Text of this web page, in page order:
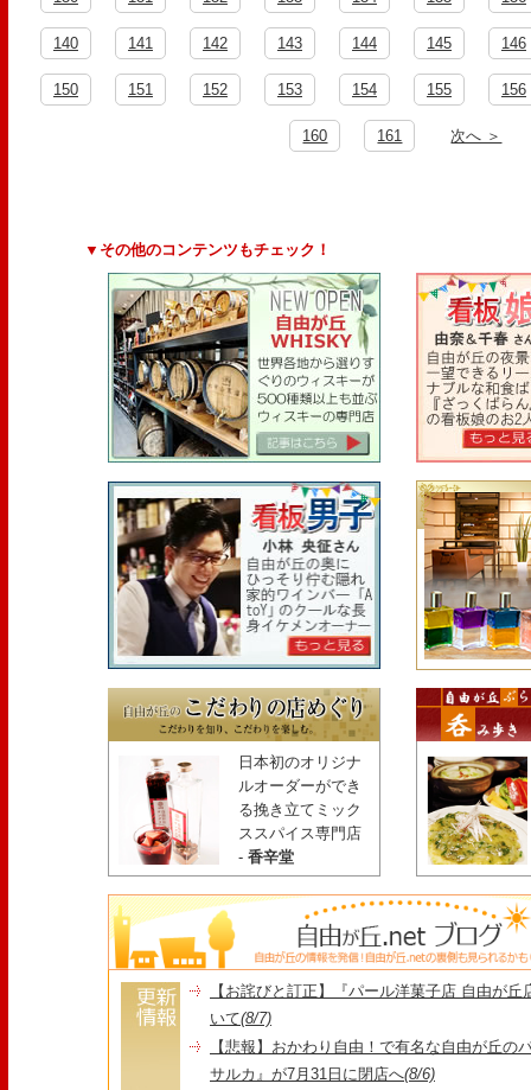
140 141 142 143 144 145 146
150 151 152 153 154 155 156
160 161 次へ ＞
▼その他のコンテンツもチェック！
日本初のオリジナ
ルオーダーができ
る挽き立てミック
ススパイス専門店
- 香辛堂
【お詫びと訂正】『パール洋菓子店 自由が
いて(8/7)
【悲報】おかわり自由！で有名な自由が丘の
サルカ』が7月31日に閉店へ(8/6)